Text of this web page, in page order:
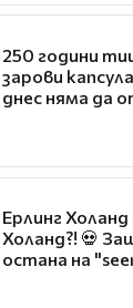
250 години
зарови
днес няма да
Ерлинг
Холанд?! 💀
остана на